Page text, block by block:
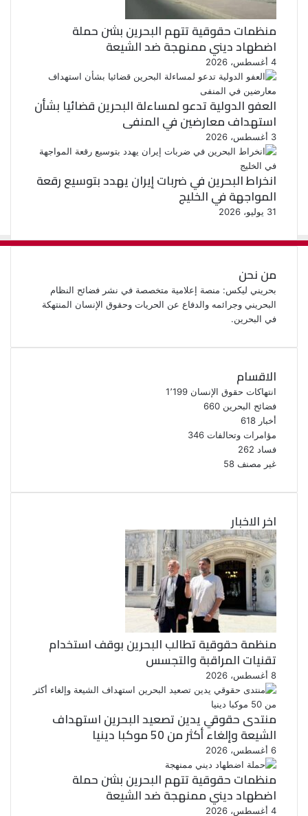
منظمات حقوقية تتهم البحرين بشن حملة
اضطهاد ديني ممنهجة ضد الشيعة
4 أغسطس، 2026
العفو الدولية تدعو لمساءلة البحرين قضائيا بشأن
استهداف معارضين في المنفى
3 أغسطس، 2026
انخراط البحرين في ضربات إيران يهدد بتوسيع رقعة
المواجهة في الخليج
31 يوليو، 2026
من نحن
بحريني ليكس: منصة إعلامية متخصصة في نشر فضائح النظام
البحريني وجرائمه والدفاع عن الحريات وحقوق الإنسان المنتهكة
في البحرين.
الاقسام
انتهاكات حقوق الإنسان 1٬199
فضائح البحرين 660
أخبار 618
مؤامرات وتحالفات 346
فساد 262
غير مصنف 58
اخر الاخبار
منظمة حقوقية تطالب البحرين بوقف استخدام
تقنيات المراقبة والتجسس
8 أغسطس، 2026
منتدى حقوقي يدين تصعيد البحرين استهداف
الشيعة وإلغاء أكثر من 50 موكبا دينيا
6 أغسطس، 2026
منظمات حقوقية تتهم البحرين بشن حملة
اضطهاد ديني ممنهجة ضد الشيعة
4 أغسطس، 2026